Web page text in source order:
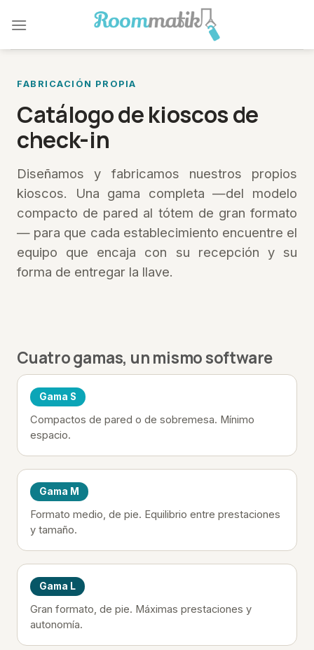
FABRICACIÓN PROPIA
Catálogo de kioscos de
check-in
Diseñamos y fabricamos nuestros propios
kioscos. Una gama completa —del modelo
compacto de pared al tótem de gran formato
— para que cada establecimiento encuentre el
equipo que encaja con su recepción y su
forma de entregar la llave.
Cuatro gamas, un mismo software
Gama S
Compactos de pared o de sobremesa. Mínimo
espacio.
Gama M
Formato medio, de pie. Equilibrio entre prestaciones
y tamaño.
Gama L
Gran formato, de pie. Máximas prestaciones y
autonomía.